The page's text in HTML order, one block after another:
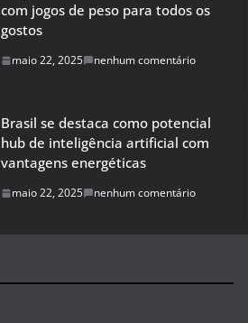
com jogos de peso para todos os
gostos
maio 22, 2025 nenhum comentário
Brasil se destaca como potencial
hub de inteligência artificial com
vantagens energéticas
maio 22, 2025 nenhum comentário